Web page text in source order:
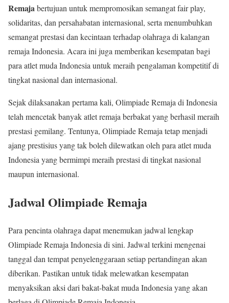
Remajabertujuan untuk mempromosikan semangat fair play,
solidaritas, dan persahabatan internasional, serta menumbuhkan
semangat prestasi dan kecintaan terhadap olahraga di kalangan
remaja Indonesia. Acara ini juga memberikan kesempatan bagi
para atlet muda Indonesia untuk meraih pengalaman kompetitif di
tingkat nasional dan internasional.
Sejak dilaksanakan pertama kali, Olimpiade Remaja di Indonesia
telah mencetak banyak atlet remaja berbakat yang berhasil meraih
prestasi gemilang. Tentunya, Olimpiade Remaja tetap menjadi
ajang prestisius yang tak boleh dilewatkan oleh para atlet muda
Indonesia yang bermimpi meraih prestasi di tingkat nasional
maupun internasional.
Jadwal Olimpiade Remaja
Para pencinta olahraga dapat menemukan jadwal lengkap
Olimpiade Remaja Indonesia di sini. Jadwal terkini mengenai
tanggal dan tempat penyelenggaraan setiap pertandingan akan
diberikan. Pastikan untuk tidak melewatkan kesempatan
menyaksikan aksi dari bakat-bakat muda Indonesia yang akan